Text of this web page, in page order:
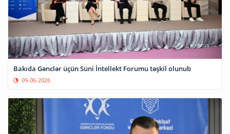
Bakıda Gənclər üçün Süni İntellekt Forumu təşkil olunub
09-06-2026